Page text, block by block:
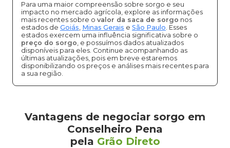
Para uma maior compreensão sobre sorgo e seu
impacto no mercado agrícola, explore as informações
mais recentes sobre o valor da saca de sorgo nos
estados de Goiás, Minas Gerais e São Paulo. Esses
estados exercem uma influência significativa sobre o
preço do sorgo, e possuímos dados atualizados
disponíveis para eles. Continue acompanhando as
últimas atualizações, pois em breve estaremos
disponibilizando os preços e análises mais recentes para
a sua região.
Vantagens de negociar sorgo em
Conselheiro Pena
pela Grão Direto